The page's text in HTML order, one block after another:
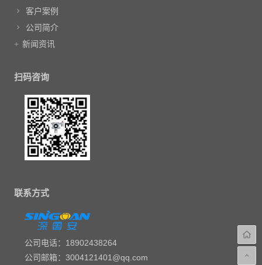
客户案例
公司简介
新闻资讯
扫码咨询
联系方式
公司电话：18902438264
公司邮箱：3004121401@qq.com